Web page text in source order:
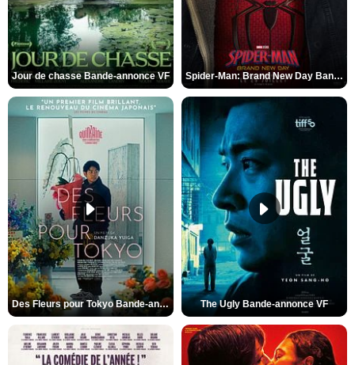
Jour de chasse Bande-annonce VF Spider-Man: Brand New Day Bande-annonce (3) VO STFR
Des Fleurs pour Tokyo Bande-annonce VO STFR The Ugly Bande-annonce VF